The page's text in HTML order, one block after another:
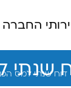
החברה
למס הכנסה